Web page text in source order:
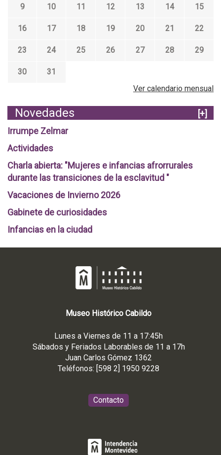
9 10 11 12 13 14 15
16 17 18 19 20 21 22
23 24 25 26 27 28 29
30
31
Ver calendario mensual
Novedades
[+]
Irrumpe Zelmar
Actividades
Charla abierta: "Mujeres e infancias afrorrurales
durante las transiciones de la esclavitud "
Vacaciones de Invierno 2026
Gabinete de curiosidades
Infancias en la ciudad
Museo Histórico Cabildo
Lunes a Viernes de 11 a 17:45h
Sábados y Feriados Laborables de 11 a 17h
Juan Carlos Gómez 1362
Teléfonos: [598 2] 1950 9228
Contacto